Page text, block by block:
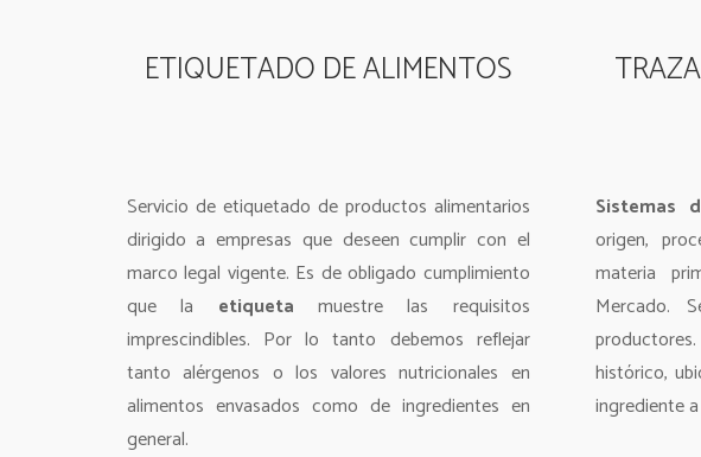
ETIQUETADO DE ALIMENTOS
Servicio de etiquetado de productos alimentarios
dirigido a empresas que deseen cumplir con el
marco legal vigente. Es de obligado cumplimiento
que la etiqueta muestre las requisitos
imprescindibles. Por lo tanto debemos reflejar
tanto alérgenos o los valores nutricionales en
alimentos envasados como de ingredientes en
general.
Sistemas
origen,
materia
Mercado.
histórico,
ingrediente